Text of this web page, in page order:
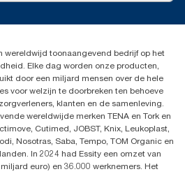
wereldwijd toonaangevend bedrijf op het
Elke dag worden onze producten,
door een miljard mensen over de hele
voor welzijn te doorbreken ten behoeve
klanten en de samenleving.
wereldwijde merken TENA en Tork en
Cutimed, JOBST, Knix, Leukoplast,
Nosotras, Saba, Tempo, TOM Organic en
In 2024 had Essity een omzet van
euro) en 36.000 werknemers. Het